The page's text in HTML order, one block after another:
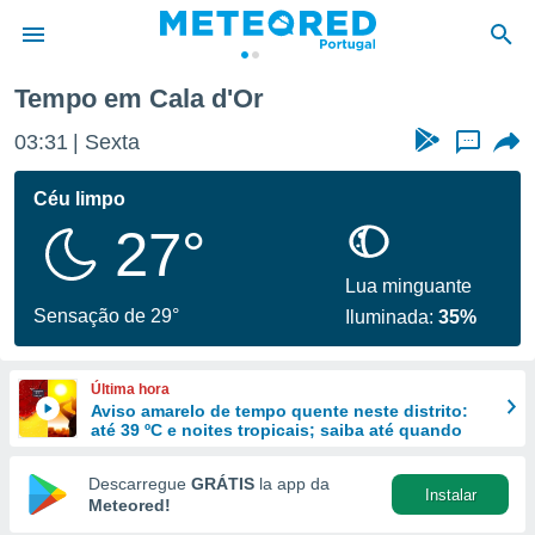
da
foi
fornecidas
a este
das
e
forma
digital
Tempo em Cala d'Or
03:31 Sexta ...
Céu limpo
27°
Sensação de 29°
Lua minguante
Iluminada:35%
Última hora
Aviso amarelo de tempo quente neste distrito:
até 39 ºC e noites tropicais; saiba até quando
Descarregue GRÁTIS la app da
Meteored!
Instalar